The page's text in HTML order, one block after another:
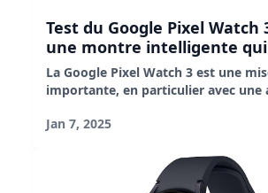
Test du Google Pixel Watch
une montre intelligente
La Google Pixel Watch 3 est une
importante, en particulier avec une
précis ; le modèle plus grand de 45
fiable pour les utilisateurs d’Android
Watch 3 est un excellent choix pour
Jan 7, 2025